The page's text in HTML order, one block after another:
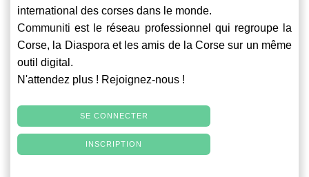
international des corses dans le monde.
Communiti est le réseau professionnel qui regroupe la
Corse, la Diaspora et les amis de la Corse sur un même
outil digital.
N'attendez plus ! Rejoignez-nous !
SE CONNECTER
INSCRIPTION